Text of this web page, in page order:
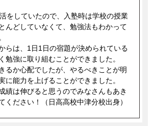
をしていたので、入塾時は学校の授業
んどしていなくて、勉強法もわかって
らは、1日1日の宿題が決められている
勉強に取り組むことができました。
るか心配でしたが、やるべきことが明
に能力を上げることができました。
績は伸びると思うのでみなさんもあき
ください！（日高高校中津分校出身）